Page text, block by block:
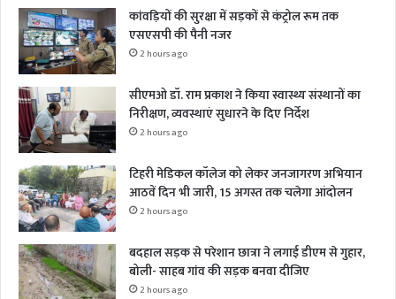
कांवड़ियों की सुरक्षा में सड़कों से कंट्रोल रूम तक
एसएसपी की पैनी नजर
2 hours ago
सीएमओ डॉ. राम प्रकाश ने किया स्वास्थ्य संस्थानों का
निरीक्षण, व्यवस्थाएं सुधारने के दिए निर्देश
2 hours ago
टिहरी मेडिकल कॉलेज को लेकर जनजागरण अभियान
आठवें दिन भी जारी, 15 अगस्त तक चलेगा आंदोलन
2 hours ago
बदहाल सड़क से परेशान छात्रा ने लगाई डीएम से गुहार,
बोली- साहब गांव की सड़क बनवा दीजिए
2 hours ago